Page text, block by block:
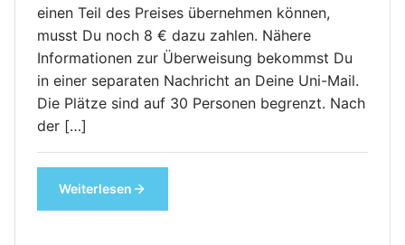
einen Teil des Preises übernehmen können,
musst Du noch 8 € dazu zahlen. Nähere
Informationen zur Überweisung bekommst Du
in einer separaten Nachricht an Deine Uni-Mail.
Die Plätze sind auf 30 Personen begrenzt. Nach
der […]
Weiterlesen